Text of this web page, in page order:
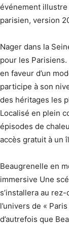
événement illustre
parisien, version
Nager dans la
pour les
en faveur d’un
participe à son
des héritages les
Localisé en plein
épisodes de
accès gratuit à un
Beaugrenelle en
immersive Une
s’installera au
l’univers de «
d’autrefois que